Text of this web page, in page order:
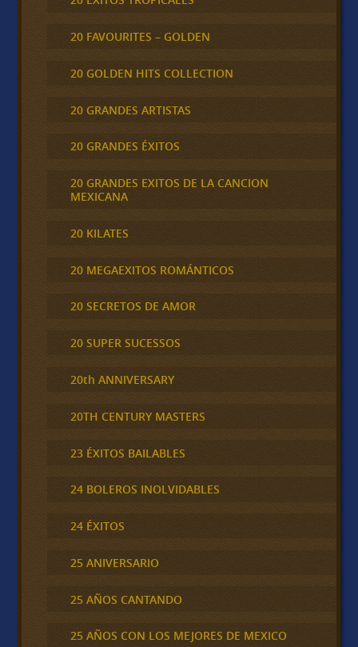
20 FAVOURITES – GOLDEN
20 GOLDEN HITS COLLECTION
20 GRANDES ARTISTAS
20 GRANDES ÉXITOS
20 GRANDES EXITOS DE LA CANCION
MEXICANA
20 KILATES
20 MEGAEXITOS ROMÁNTICOS
20 SECRETOS DE AMOR
20 SUPER SUCESSOS
20th ANNIVERSARY
20TH CENTURY MASTERS
23 ÉXITOS BAILABLES
24 BOLEROS INOLVIDABLES
24 ÉXITOS
25 ANIVERSARIO
25 AÑOS CANTANDO
25 AÑOS CON LOS MEJORES DE MEXICO